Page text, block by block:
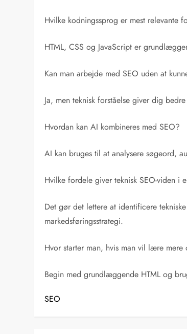
Hvilke kodningssprog er mest relevante
HTML, CSS og JavaScript er
Kan man arbejde med SEO uden at
Ja, men teknisk forståelse giver dig
Hvordan kan AI kombineres med SEO?
AI kan bruges til at analysere søgeord,
Hvilke fordele giver teknisk SEO-viden i
Det gør det lettere at identificere
markedsføringsstrategi.
Hvor starter man, hvis man vil lære
Begin med grundlæggende HTML og
SEO